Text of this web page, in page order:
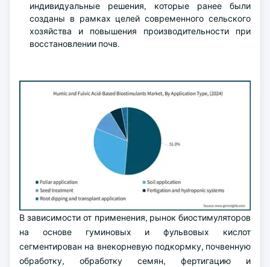
индивидуальные решения, которые ранее были
созданы в рамках целей современного сельского
хозяйства и повышения производительности при
восстановлении почв.
В зависимости от применения, рынок биостимуляторов
на основе гуминовых и фульвовых кислот
сегментирован на внекорневую подкормку, почвенную
обработку, обработку семян, фертигацию и